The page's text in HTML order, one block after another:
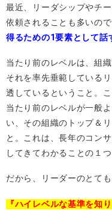
最近、リーダシップやチ
依頼されることも多いの
得るための1要素として話
当たり前のレベルは、組
それを率先垂範している
透しているということ。
当たり前のレベルが一般
い、その組織のトップ＆
と。これは、長年のコン
してきてわかることの１つ
だから、リーダーのとて
『ハイレベルな基準を知